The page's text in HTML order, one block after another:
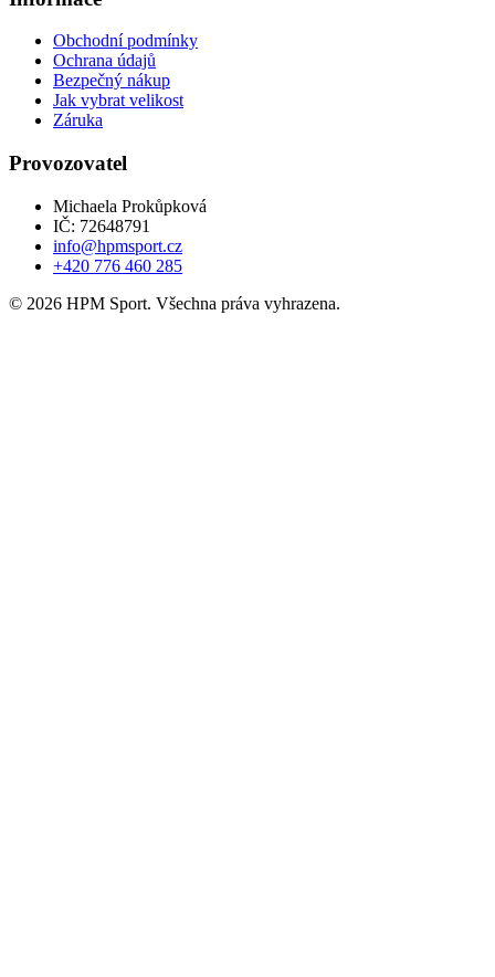
Obchodní podmínky
Ochrana údajů
Bezpečný nákup
Jak vybrat velikost
Záruka
Provozovatel
Michaela Prokůpková
IČ: 72648791
info@hpmsport.cz
+420 776 460 285
© 2026 HPM Sport. Všechna práva vyhrazena.